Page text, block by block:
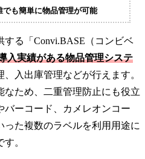
も簡単に物品管理が可能
る「Convi.BASE（コンビベ
入実績がある物品管理システ
入出庫管理などが行えます。
ため、二重管理防止にも役立
ーコード、カメレオンコー
った複数のラベルを利用用途に
。